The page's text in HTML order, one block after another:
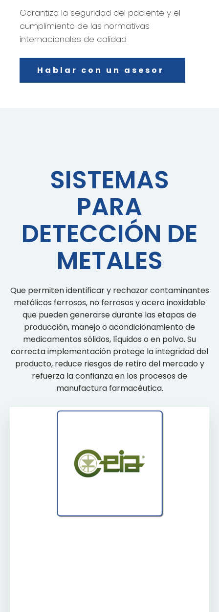
Garantiza la seguridad del paciente y el
cumplimiento de las normativas
internacionales de calidad
Hablar con un asesor
SISTEMAS
PARA
DETECCIÓN DE
METALES
Que permiten identificar y rechazar contaminantes
metálicos ferrosos, no ferrosos y acero inoxidable
que pueden generarse durante las etapas de
producción, manejo o acondicionamiento de
medicamentos sólidos, líquidos o en polvo. Su
correcta implementación protege la integridad del
producto, reduce riesgos de retiro del mercado y
refuerza la confianza en los procesos de
manufactura farmacéutica.